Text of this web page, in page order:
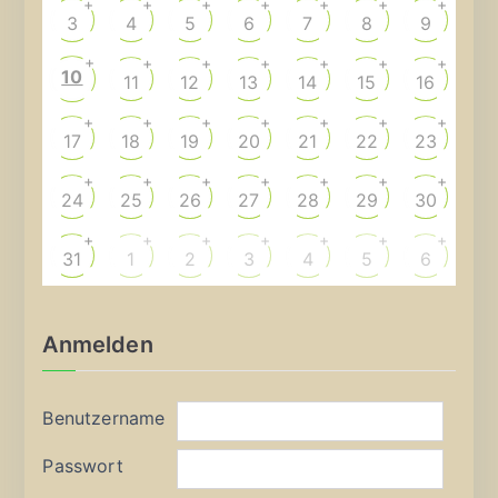
3
+
4
+
5
+
6
+
7
+
8
+
9
+
10
+
11
+
12
+
13
+
14
+
15
+
16
+
17
+
18
+
19
+
20
+
21
+
22
+
23
+
24
+
25
+
26
+
27
+
28
+
29
+
30
+
31
+
1
+
2
+
3
+
4
+
5
+
6
+
Anmelden
Benutzername
Passwort